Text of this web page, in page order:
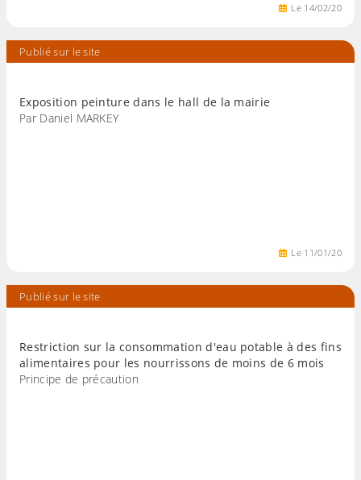
Le 14/02/20
Publié sur le site
Exposition peinture dans le hall de la mairie
Par Daniel MARKEY
Le 11/01/20
Publié sur le site
Restriction sur la consommation d'eau potable à des fins
alimentaires pour les nourrissons de moins de 6 mois
Principe de précaution